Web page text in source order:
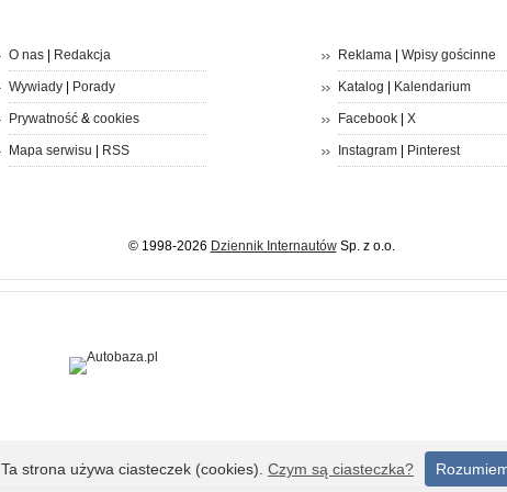
O nas| Redakcja
Wywiady| Porady
Prywatność& cookies
Mapa serwisu | RSS
Reklama| Wpisy gościnne
Katalog | Kalendarium
Facebook| X
Instagram| Pinterest
© 1998-2026 Dziennik InternautówSp. z o.o.
Ta strona używa ciasteczek (cookies). Czym są ciasteczka?